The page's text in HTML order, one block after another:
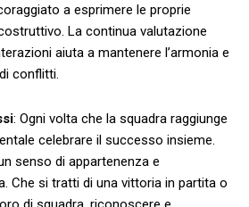
a esprimere le proprie
⁣La continua valutazione
‍aiuta ‍a mantenere l’armonia e⁣
conflitti.
:​ Ogni volta che la squadra raggiunge
celebrare il successo insieme.
senso di appartenenza‌ e
Che si tratti di una ⁤vittoria in partita⁤ o